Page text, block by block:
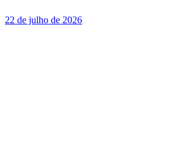
22 de julho de 2026